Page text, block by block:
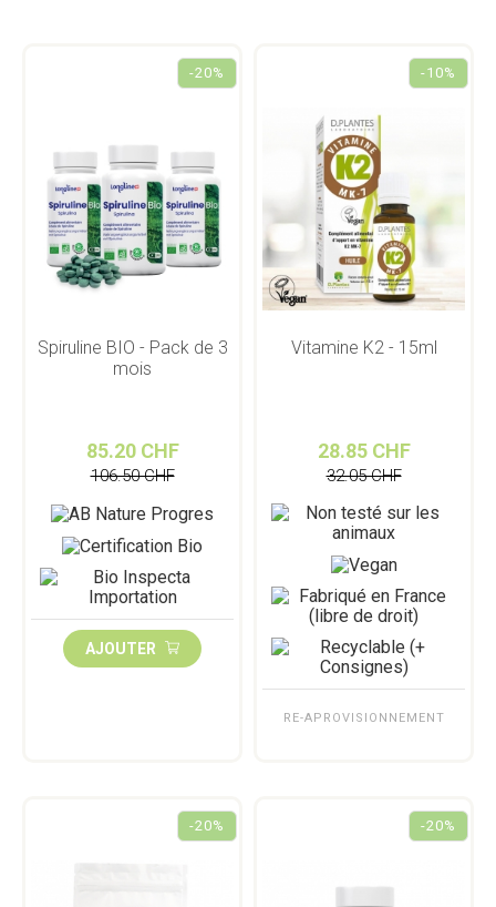
-20%
Spiruline BIO - Pack de 3
mois
85.20 CHF
106.50 CHF
AJOUTER
-10%
Vitamine K2 - 15ml
28.85 CHF
32.05 CHF
RE-APROVISIONNEMENT
-20% -20%